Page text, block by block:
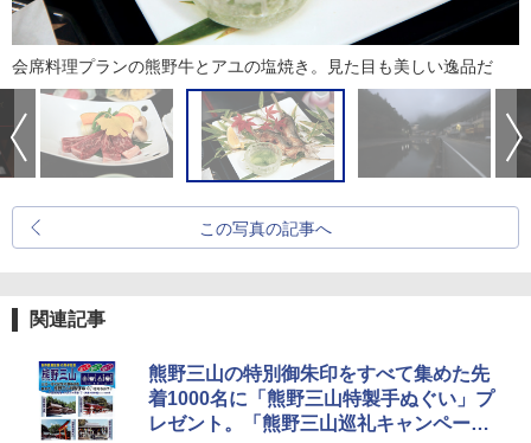
会席料理プランの熊野牛とアユの塩焼き。見た目も美しい逸品だ
この写真の記事へ
関連記事
熊野三山の特別御朱印をすべて集めた先
着1000名に「熊野三山特製手ぬぐい」プ
レゼント。「熊野三山巡礼キャンペー